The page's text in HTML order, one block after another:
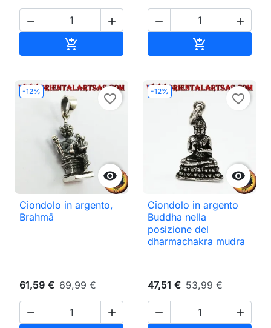
 

 

-12%

favorite_border
Ciondolo in argento,
Brahmā
61,59 € 69,99 €
 
-12%

favorite_border
Ciondolo in argento
Buddha nella
posizione del
dharmachakra mudra
47,51 € 53,99 €
 